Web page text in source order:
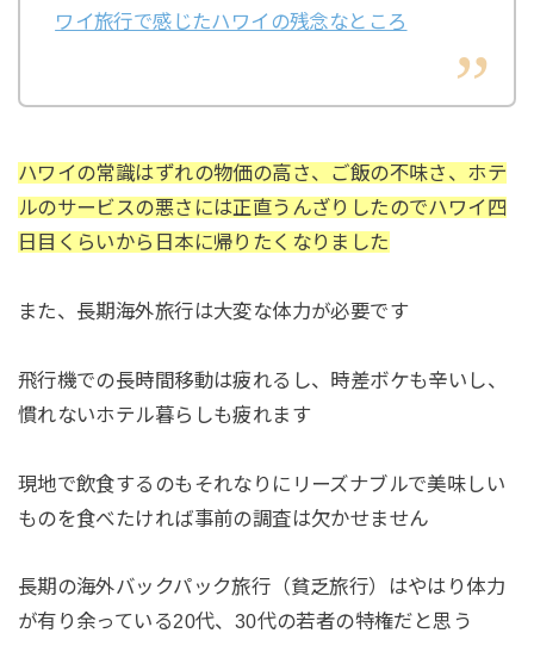
ワイ旅行で感じたハワイの残念なところ
ハワイの常識はずれの物価の高さ、ご飯の不味さ、ホテ
ルのサービスの悪さには正直うんざりしたのでハワイ四
日目くらいから日本に帰りたくなりました
また、長期海外旅行は大変な体力が必要です
飛行機での長時間移動は疲れるし、時差ボケも辛いし、
慣れないホテル暮らしも疲れます
現地で飲食するのもそれなりにリーズナブルで美味しい
ものを食べたければ事前の調査は欠かせません
長期の海外バックパック旅行（貧乏旅行）はやはり体力
が有り余っている20代、30代の若者の特権だと思う